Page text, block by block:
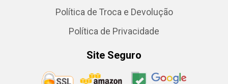
Política de Troca e Devolução
Política de Privacidade
Site Seguro